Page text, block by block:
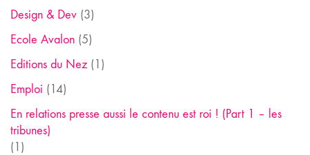
Design & Dev (3)
Ecole Avalon (5)
Editions du Nez (1)
Emploi (14)
En relations presse aussi le contenu est roi ! (Part 1 – les
tribunes)
(1)